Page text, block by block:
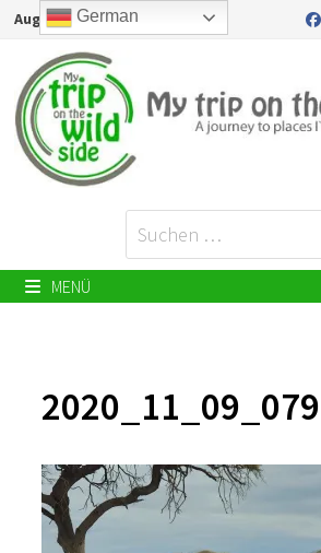
Zurück
Inhalt
August 7, 2026
Suchen
nach:
MENÜ
German